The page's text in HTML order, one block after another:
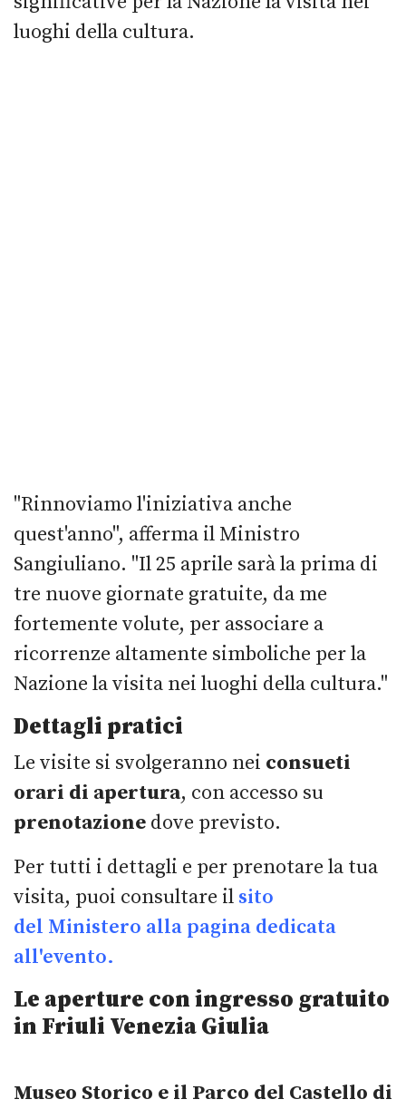
luoghi della cultura.
"Rinnoviamo l'iniziativa anche
quest'anno", afferma il Ministro
Sangiuliano. "Il 25 aprile sarà la prima di
tre nuove giornate gratuite, da me
fortemente volute, per associare a
ricorrenze altamente simboliche per la
Nazione la visita nei luoghi della cultura."
Dettagli pratici
Le visite si svolgeranno nei consueti
orari di apertura, con accesso su
prenotazione dove previsto.
Per tutti i dettagli e per prenotare la tua
visita, puoi consultare il sito
del Ministero alla pagina dedicata
all'evento.
Le aperture con ingresso gratuito
in Friuli Venezia Giulia
Museo Storico e il Parco del Castello di